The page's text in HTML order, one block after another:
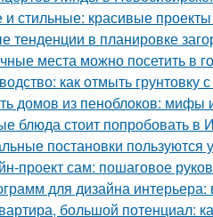
стильные: красивые
тенденции в планировке
места можно посетить в
как отмыть грунтовку
домов из пеноблоков: мифы
блюда стоит попробовать в
постановки пользуются
проект сам: пошаговое
для дизайна
большой потенциал: